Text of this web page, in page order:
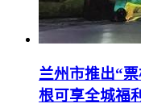
兰州市推出“
根可享全城福